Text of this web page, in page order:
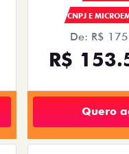
CNPJ E
De: R$
R$
Quero